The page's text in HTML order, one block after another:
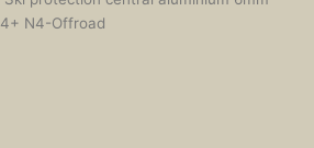
N4-Offroad